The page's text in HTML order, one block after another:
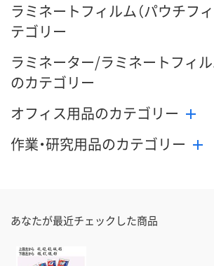
カゴへ カ
ラミネートフィルム（パウチフ
テゴリー
ラミネーター/ラミネートフィ
のカテゴリー
オフィス用品のカテゴリー
作業・研究用品のカテゴリー
あなたが最近チェックした商品